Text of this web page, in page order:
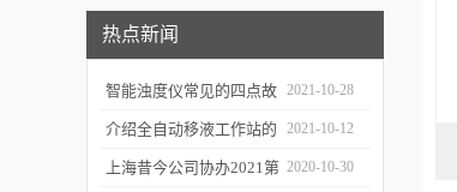
热点新闻
智能浊度仪常见的四点故
障
2021-10-28
介绍全自动移液工作站的
三种移液方式
2021-10-12
上海昔今公司协办2021第 2020-10-30